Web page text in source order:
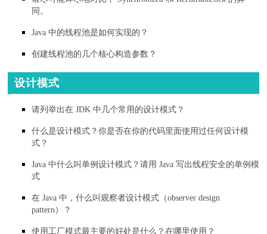
同。
Java 中的线程池是如何实现的？
创建线程池的几个核心构造参数？
设计模式
请列举出在 JDK 中几个常用的设计模式？
什么是设计模式？你是否在你的代码里面使用过任何设计模
式？
Java 中什么叫单例设计模式？请用 Java 写出线程安全的单例模
式
在 Java 中，什么叫观察者设计模式（observer design
pattern）？
使用工厂模式最主要的好处是什么？在哪里使用？